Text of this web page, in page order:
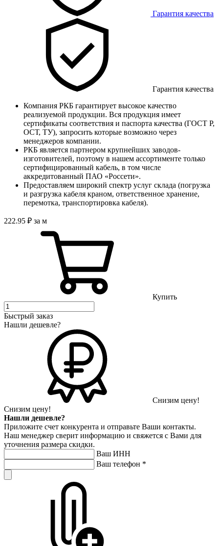
Гарантия качества
Гарантия качества
Компания РКБ гарантирует высокое качество
реализуемой продукции. Вся продукция имеет
сертификаты соответствия и паспорта качества (ГОСТ Р,
ОСТ, ТУ), запросить которые возможно через
менеджеров компании.
РКБ является партнером крупнейших заводов-
изготовителей, поэтому в нашем ассортименте только
сертифицированный кабель, в том числе
аккредитованный ПАО «Россети».
Предоставляем широкий спектр услуг склада (погрузка
и разгрузка кабеля краном, ответственное хранение,
перемотка, транспортировка кабеля).
222.95 ₽ за м
Купить
Быстрый заказ
Нашли дешевле?
Снизим цену!
Снизим цену!
Нашли дешевле?
Приложите счет конкурента и отправьте Ваши контакты.
Наш менеджер сверит информацию и свяжется с Вами для
уточнения размера скидки.
Ваш ИНН
Ваш телефон *